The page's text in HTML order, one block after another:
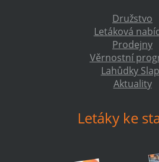
Družstvo
Letáková
Prodejny
Věrnostní
Lahůdky
Aktuality
Letáky ke